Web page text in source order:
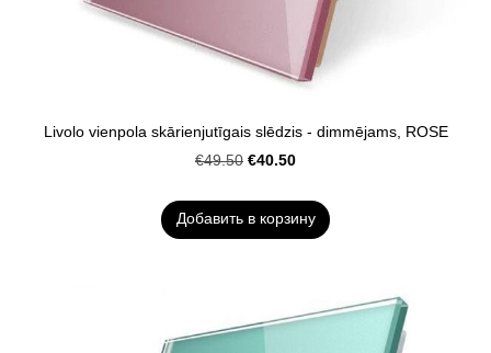
Livolo vienpola skārienjutīgais slēdzis - dimmējams, ROSE
€49.50 €40.50
Добавить в корзину